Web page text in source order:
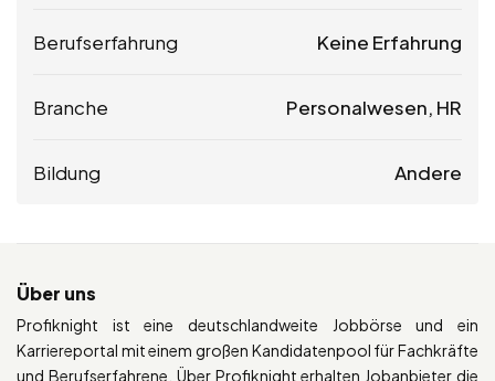
Berufserfahrung Keine Erfahrung
Branche Personalwesen, HR
Bildung Andere
Über uns
Profiknight ist eine deutschlandweite Jobbörse und ein
Karriereportal mit einem großen Kandidatenpool für Fachkräfte
und Berufserfahrene. Über Profiknight erhalten Jobanbieter die